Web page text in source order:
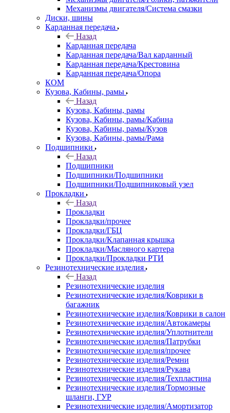
Механизмы двигателя/Система смазки
Диски, шины
Карданная передача
Назад
Карданная передача
Карданная передача/Вал карданный
Карданная передача/Крестовина
Карданная передача/Опора
КОМ
Кузова, Кабины, рамы
Назад
Кузова, Кабины, рамы
Кузова, Кабины, рамы/Кабина
Кузова, Кабины, рамы/Кузов
Кузова, Кабины, рамы/Рама
Подшипники
Назад
Подшипники
Подшипники/Подшипники
Подшипники/Подшипниковый узел
Прокладки
Назад
Прокладки
Прокладки/прочее
Прокладки/ГБЦ
Прокладки/Клапанная крышка
Прокладки/Масляного картера
Прокладки/Прокладки РТИ
Резинотехнические изделия
Назад
Резинотехнические изделия
Резинотехнические изделия/Коврики в
багажник
Резинотехнические изделия/Коврики в салон
Резинотехнические изделия/Автокамеры
Резинотехнические изделия/Уплотнители
Резинотехнические изделия/Патрубки
Резинотехнические изделия/прочее
Резинотехнические изделия/Ремни
Резинотехнические изделия/Рукава
Резинотехнические изделия/Техпластина
Резинотехнические изделия/Тормозные
шланги, ГУР
Резинотехнические изделия/Амортизатор